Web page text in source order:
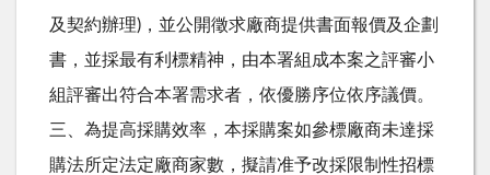
及契約辦理)，並公開徵求廠商提供書面報價及企劃
書，並採最有利標精神，由本署組成本案之評審小
組評審出符合本署需求者，依優勝序位依序議價。
三、為提高採購效率，本採購案如參標廠商未達採
購法所定法定廠商家數，擬請准予改採限制性招標